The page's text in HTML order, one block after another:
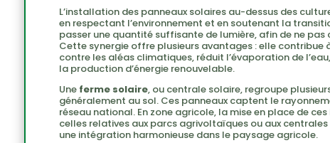
L’installation des panneaux solaires au-dessus des
en respectant l’environnement et en soutenant la
passer une quantité suffisante de lumière, afin de ne
Cette synergie offre plusieurs avantages : elle
contre les aléas climatiques, réduit l’évaporation de
la production d’énergie renouvelable.
Une ferme solaire, ou centrale solaire, regroupe
généralement au sol. Ces panneaux captent le
réseau national. En zone agricole, la mise en place de
celles relatives aux parcs agrivoltaïques ou aux
une intégration harmonieuse dans le paysage agricole.